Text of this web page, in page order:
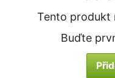
Tento produkt
Buďte